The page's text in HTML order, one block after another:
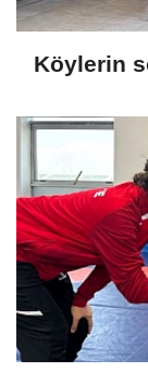
Köylerin